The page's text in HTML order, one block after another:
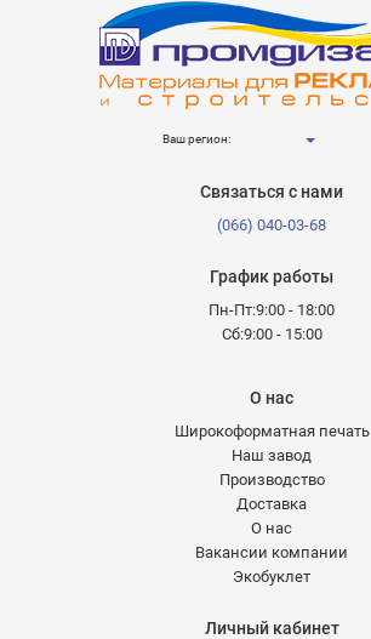
Ваш регион:
Связаться с нами
(066) 040-03-68
График работы
Пн-Пт:9:00 - 18:00
Сб:9:00 - 15:00
О нас
Широкоформатная печать
Наш завод
Производство
Доставка
О нас
Вакансии компании
Экобуклет
Личный кабинет